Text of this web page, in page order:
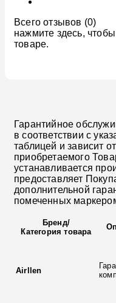
Всего отзывов (0)
нажмите здесь,
товаре.
Гарантийное
в соответствии с
таблицей и зависит
приобретаемого
устанавливается
предоставляет
дополнительной
помеченных
Бренд/
Категория товара
Airllen